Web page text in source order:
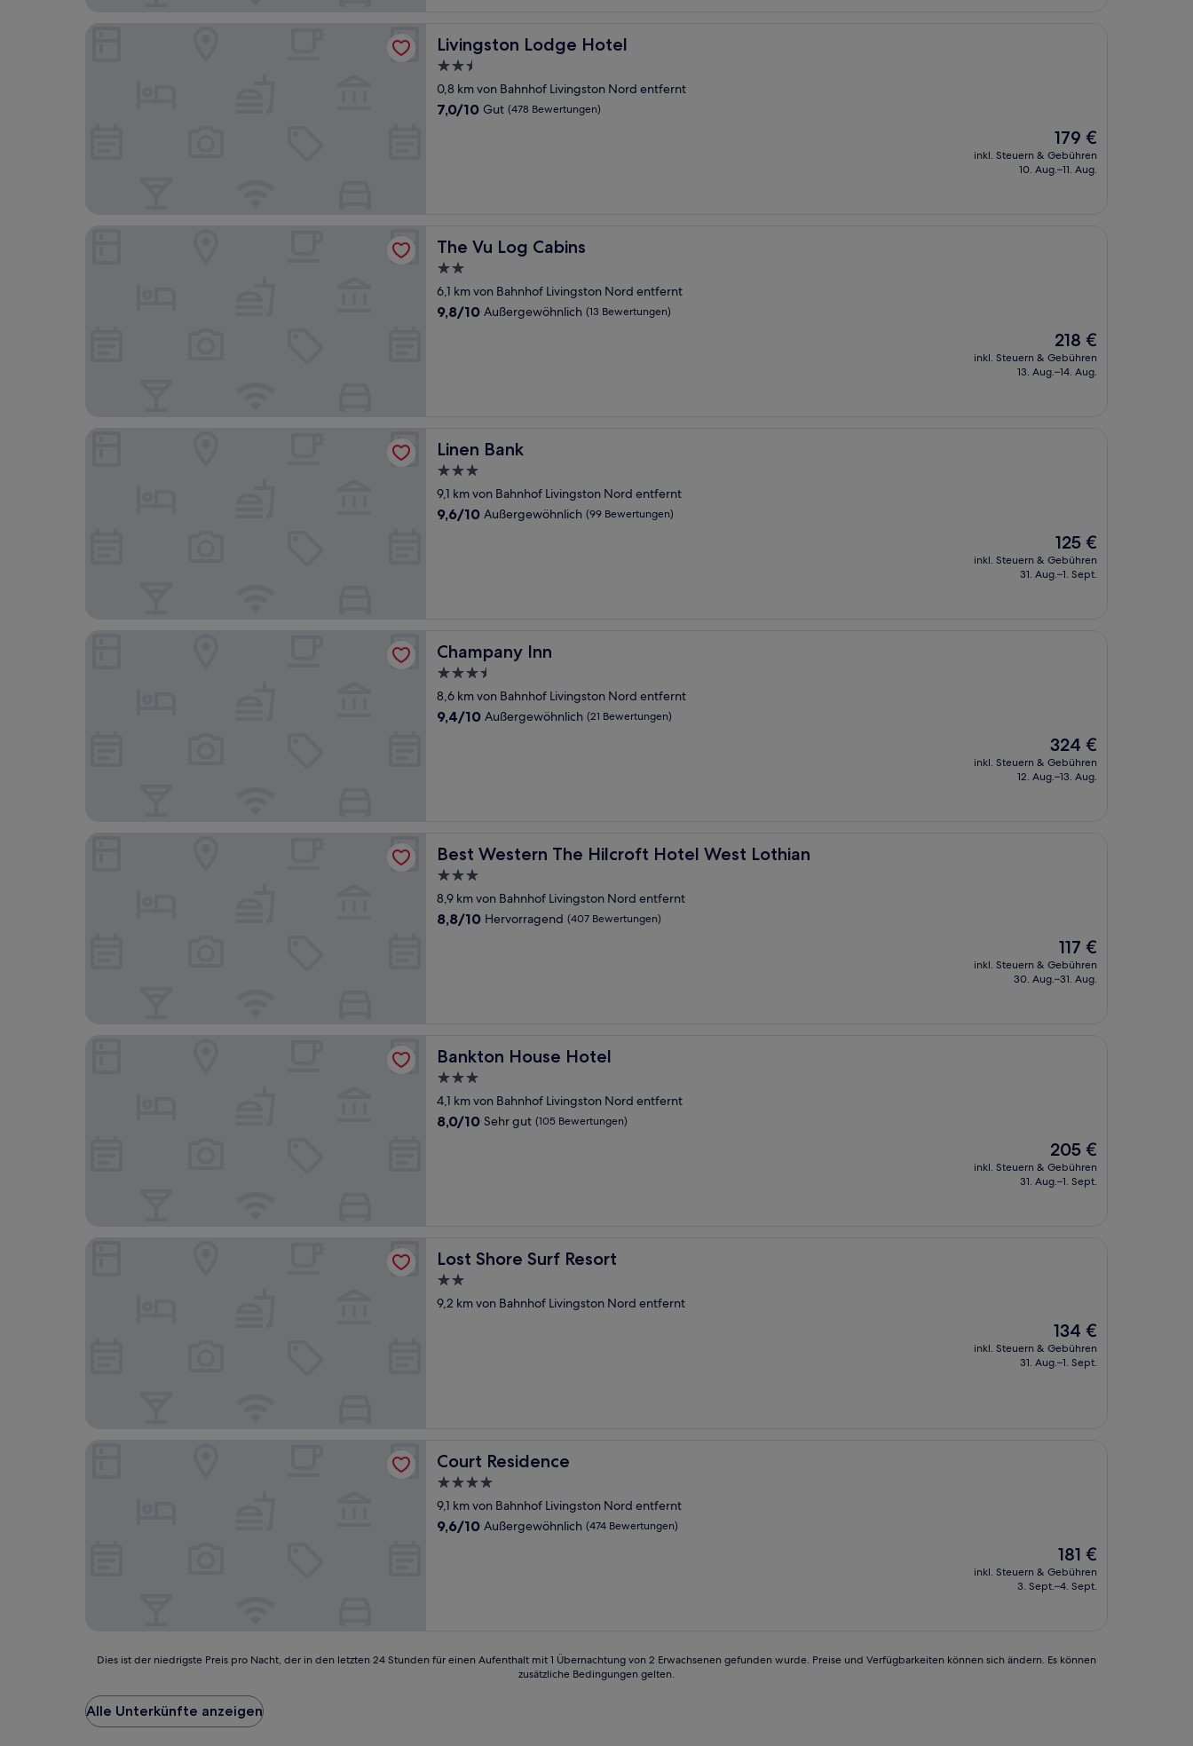
Livingston Lodge Hotel
Livingston Lodge Hotel
2.5-
Sterne-
Unterkunft
0,8 km von Bahnhof Livingston Nord entfernt
7.0
7,0/10 Gut (478 Bewertungen)
Der
Preis
beträgt
179 €
inkl. Steuern & Gebühren
10. Aug.–11. Aug.
The Vu Log Cabins
The Vu Log Cabins
2.0-
Sterne-
Unterkunft
6,1 km von Bahnhof Livingston Nord entfernt
9.8
9,8/10 Außergewöhnlich (13 Bewertungen)
Der
Preis
beträgt
218 €
inkl. Steuern & Gebühren
13. Aug.–14. Aug.
Linen Bank
Linen Bank
3.0-
Sterne-
Unterkunft
9,1 km von Bahnhof Livingston Nord entfernt
9.6
9,6/10 Außergewöhnlich (99 Bewertungen)
Der
Preis
beträgt
125 €
inkl. Steuern & Gebühren
31. Aug.–1. Sept.
Champany Inn
Champany Inn
3.5-
Sterne-
Unterkunft
8,6 km von Bahnhof Livingston Nord entfernt
9.4
9,4/10 Außergewöhnlich (21 Bewertungen)
Der
Preis
beträgt
324 €
inkl. Steuern & Gebühren
12. Aug.–13. Aug.
Best Western The Hilcroft Hotel West Lothian
Best Western The Hilcroft Hotel West Lothian
3.0-
Sterne-
Unterkunft
8,9 km von Bahnhof Livingston Nord entfernt
8.8
8,8/10 Hervorragend (407 Bewertungen)
Der
Preis
beträgt
117 €
inkl. Steuern & Gebühren
30. Aug.–31. Aug.
Bankton House Hotel
Bankton House Hotel
3.0-
Sterne-
Unterkunft
4,1 km von Bahnhof Livingston Nord entfernt
8.0
8,0/10 Sehr gut (105 Bewertungen)
Der
Preis
beträgt
205 €
inkl. Steuern & Gebühren
31. Aug.–1. Sept.
Lost Shore Surf Resort
Lost Shore Surf Resort
2.0-
Sterne-
9,2 km von Bahnhof Livingston Nord entfernt
Der
Preis
beträgt
134 €
inkl. Steuern & Gebühren
31. Aug.–1. Sept.
Court Residence
Court Residence
4.0-
Sterne-
Unterkunft
9,1 km von Bahnhof Livingston Nord entfernt
9.6
9,6/10 Außergewöhnlich (474 Bewertungen)
Der
Preis
beträgt
181 €
inkl. Steuern & Gebühren
3. Sept.–4. Sept.
Dies
der
niedrigste
Preis
Dies ist der niedrigste Preis pro Nacht, der in den letzten 24 Stunden für einen Aufenthalt mit 1 Übernachtung von 2 Erwachsenen gefunden wurde. Preise und Verfügbarkeiten können sich ändern. Es können
zusätzliche Bedingungen gelten.
Alle Unterkünfte anzeigen